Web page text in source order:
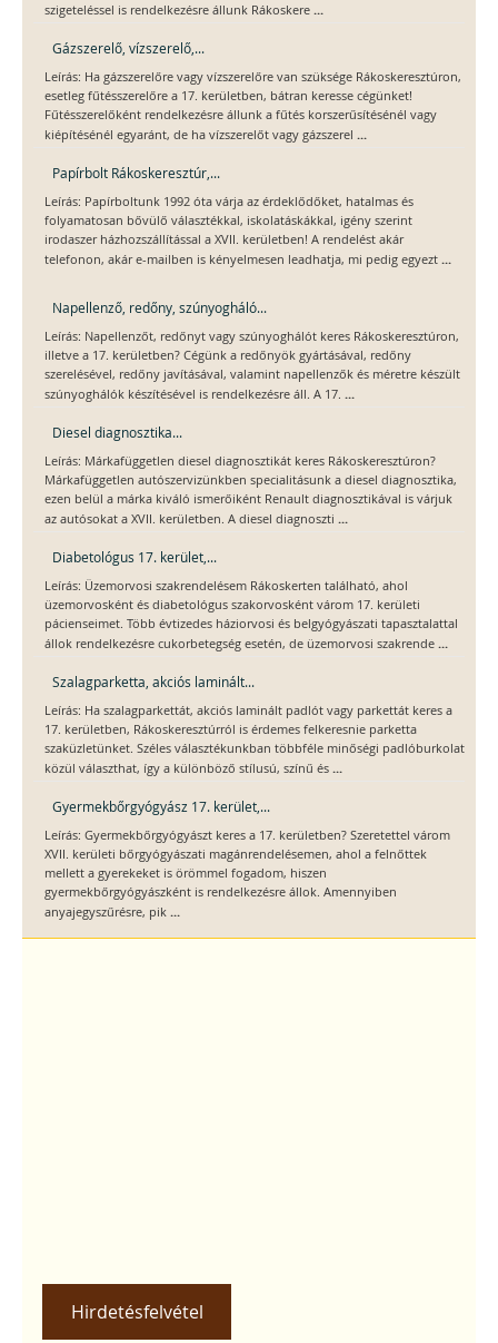
szigeteléssel is rendelkezésre állunk Rákoskere ...
Gázszerelő, vízszerelő,...
Leírás: Ha gázszerelőre vagy vízszerelőre van szüksége Rákoskeresztúron,
esetleg fűtésszerelőre a 17. kerületben, bátran keresse cégünket!
Fűtésszerelőként rendelkezésre állunk a fűtés korszerűsítésénél vagy
kiépítésénél egyaránt, de ha vízszerelőt vagy gázszerel ...
Papírbolt Rákoskeresztúr,...
Leírás: Papírboltunk 1992 óta várja az érdeklődőket, hatalmas és
folyamatosan bővülő választékkal, iskolatáskákkal, igény szerint
irodaszer házhozszállítással a XVII. kerületben! A rendelést akár
telefonon, akár e-mailben is kényelmesen leadhatja, mi pedig egyezt ...
Napellenző, redőny, szúnyogháló...
Leírás: Napellenzőt, redőnyt vagy szúnyoghálót keres Rákoskeresztúron,
illetve a 17. kerületben? Cégünk a redőnyök gyártásával, redőny
szerelésével, redőny javításával, valamint napellenzők és méretre készült
szúnyoghálók készítésével is rendelkezésre áll. A 17. ...
Diesel diagnosztika...
Leírás: Márkafüggetlen diesel diagnosztikát keres Rákoskeresztúron?
Márkafüggetlen autószervizünkben specialitásunk a diesel diagnosztika,
ezen belül a márka kiváló ismerőiként Renault diagnosztikával is várjuk
az autósokat a XVII. kerületben. A diesel diagnoszti ...
Diabetológus 17. kerület,...
Leírás: Üzemorvosi szakrendelésem Rákoskerten található, ahol
üzemorvosként és diabetológus szakorvosként várom 17. kerületi
pácienseimet. Több évtizedes háziorvosi és belgyógyászati tapasztalattal
állok rendelkezésre cukorbetegség esetén, de üzemorvosi szakrende ...
Szalagparketta, akciós laminált...
Leírás: Ha szalagparkettát, akciós laminált padlót vagy parkettát keres a
17. kerületben, Rákoskeresztúrról is érdemes felkeresnie parketta
szaküzletünket. Széles választékunkban többféle minőségi padlóburkolat
közül választhat, így a különböző stílusú, színű és ...
Gyermekbőrgyógyász 17. kerület,...
Leírás: Gyermekbőrgyógyászt keres a 17. kerületben? Szeretettel várom
XVII. kerületi bőrgyógyászati magánrendelésemen, ahol a felnőttek
mellett a gyerekeket is örömmel fogadom, hiszen
gyermekbőrgyógyászként is rendelkezésre állok. Amennyiben
anyajegyszűrésre, pik ...
Hirdetésfelvétel